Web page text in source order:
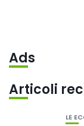
Ads
Articoli
LE